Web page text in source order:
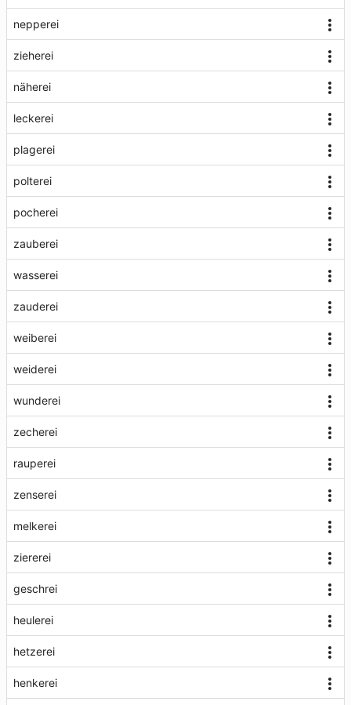
nepperei
zieherei
näherei
leckerei
plagerei
polterei
pocherei
zauberei
wasserei
zauderei
weiberei
weiderei
wunderei
zecherei
rauperei
zenserei
melkerei
ziererei
geschrei
heulerei
hetzerei
henkerei